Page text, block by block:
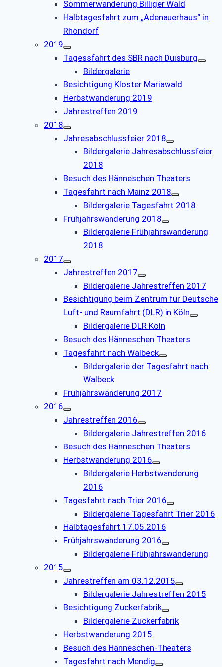
Sommerwanderung Billiger Wald
Halbtagesfahrt zum „Adenauerhaus“ in
Rhöndorf
2019
Tagessfahrt des SBR nach Duisburg
Bildergalerie
Besichtigung Kloster Mariawald
Herbstwanderung 2019
Jahrestreffen 2019
2018
Jahresabschlussfeier 2018
Bildergalerie Jahresabschlussfeier
2018
Besuch des Hänneschen Theaters
Tagesfahrt nach Mainz 2018
Bildergalerie Tagesfahrt 2018
Frühjahrswanderung 2018
Bildergalerie Frühjahrswanderung
2018
2017
Jahrestreffen 2017
Bildergalerie Jahrestreffen 2017
Besichtigung beim Zentrum für Deutsche
Luft- und Raumfahrt (DLR) in Köln
Bildergalerie DLR Köln
Besuch des Hänneschen Theaters
Tagesfahrt nach Walbeck
Bildergalerie der Tagesfahrt nach
Walbeck
Frühjahrswanderung 2017
2016
Jahrestreffen 2016
Bildergalerie Jahrestreffen 2016
Besuch des Hänneschen Theaters
Herbstwanderung 2016
Bildergalerie Herbstwanderung
2016
Tagesfahrt nach Trier 2016
Bildergalerie Tagesfahrt Trier 2016
Halbtagesfahrt 17.05.2016
Frühjahrswanderung 2016
Bildergalerie Frühjahrswanderung
2015
Jahrestreffen am 03.12.2015
Bildergalerie Jahrestreffen 2015
Besichtigung Zuckerfabrik
Bildergalerie Zuckerfabrik
Herbstwanderung 2015
Besuch des Hänneschen-Theaters
Tagesfahrt nach Mendig